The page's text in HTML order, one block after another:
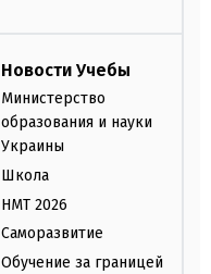
Новости Учебы
Министерство
образования и науки
Украины
Школа
НМТ 2026
Саморазвитие
Обучение за границей